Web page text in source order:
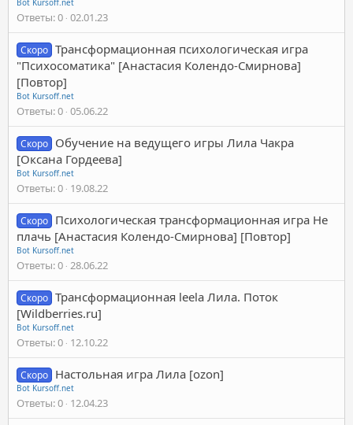
Ответы 0 02.01.23
Скоро Трансформационная психологическая игра
"Психосоматика" [Анастасия Колендо-Смирнова]
[Повтор]
Bot Kursoff.net
Ответы 0 05.06.22
Скоро Обучение на ведущего игры Лила Чакра
[Оксана Гордеева]
Bot Kursoff.net
Ответы 0 19.08.22
Скоро Психологическая трансформационная игра Не
плачь [Анастасия Колендо-Смирнова] [Повтор]
Bot Kursoff.net
Ответы 0 28.06.22
Скоро Трансформационная leela Лила. Поток
[Wildberries.ru]
Bot Kursoff.net
Ответы 0 12.10.22
Скоро Настольная игра Лила [ozon]
Bot Kursoff.net
Ответы 0 12.04.23